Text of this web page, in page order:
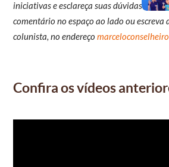
iniciativas e esclareça suas dúvidas sobre
comentário no espaço ao lado ou escreva
colunista, no endereço
Confira os vídeos